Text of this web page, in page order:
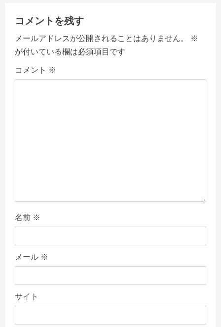
i
g
a
コメントを残す
メールアドレスが公開されることはありません。
※
が付いている欄は必須項目です
コメント ※
名前 ※
メール ※
サイト